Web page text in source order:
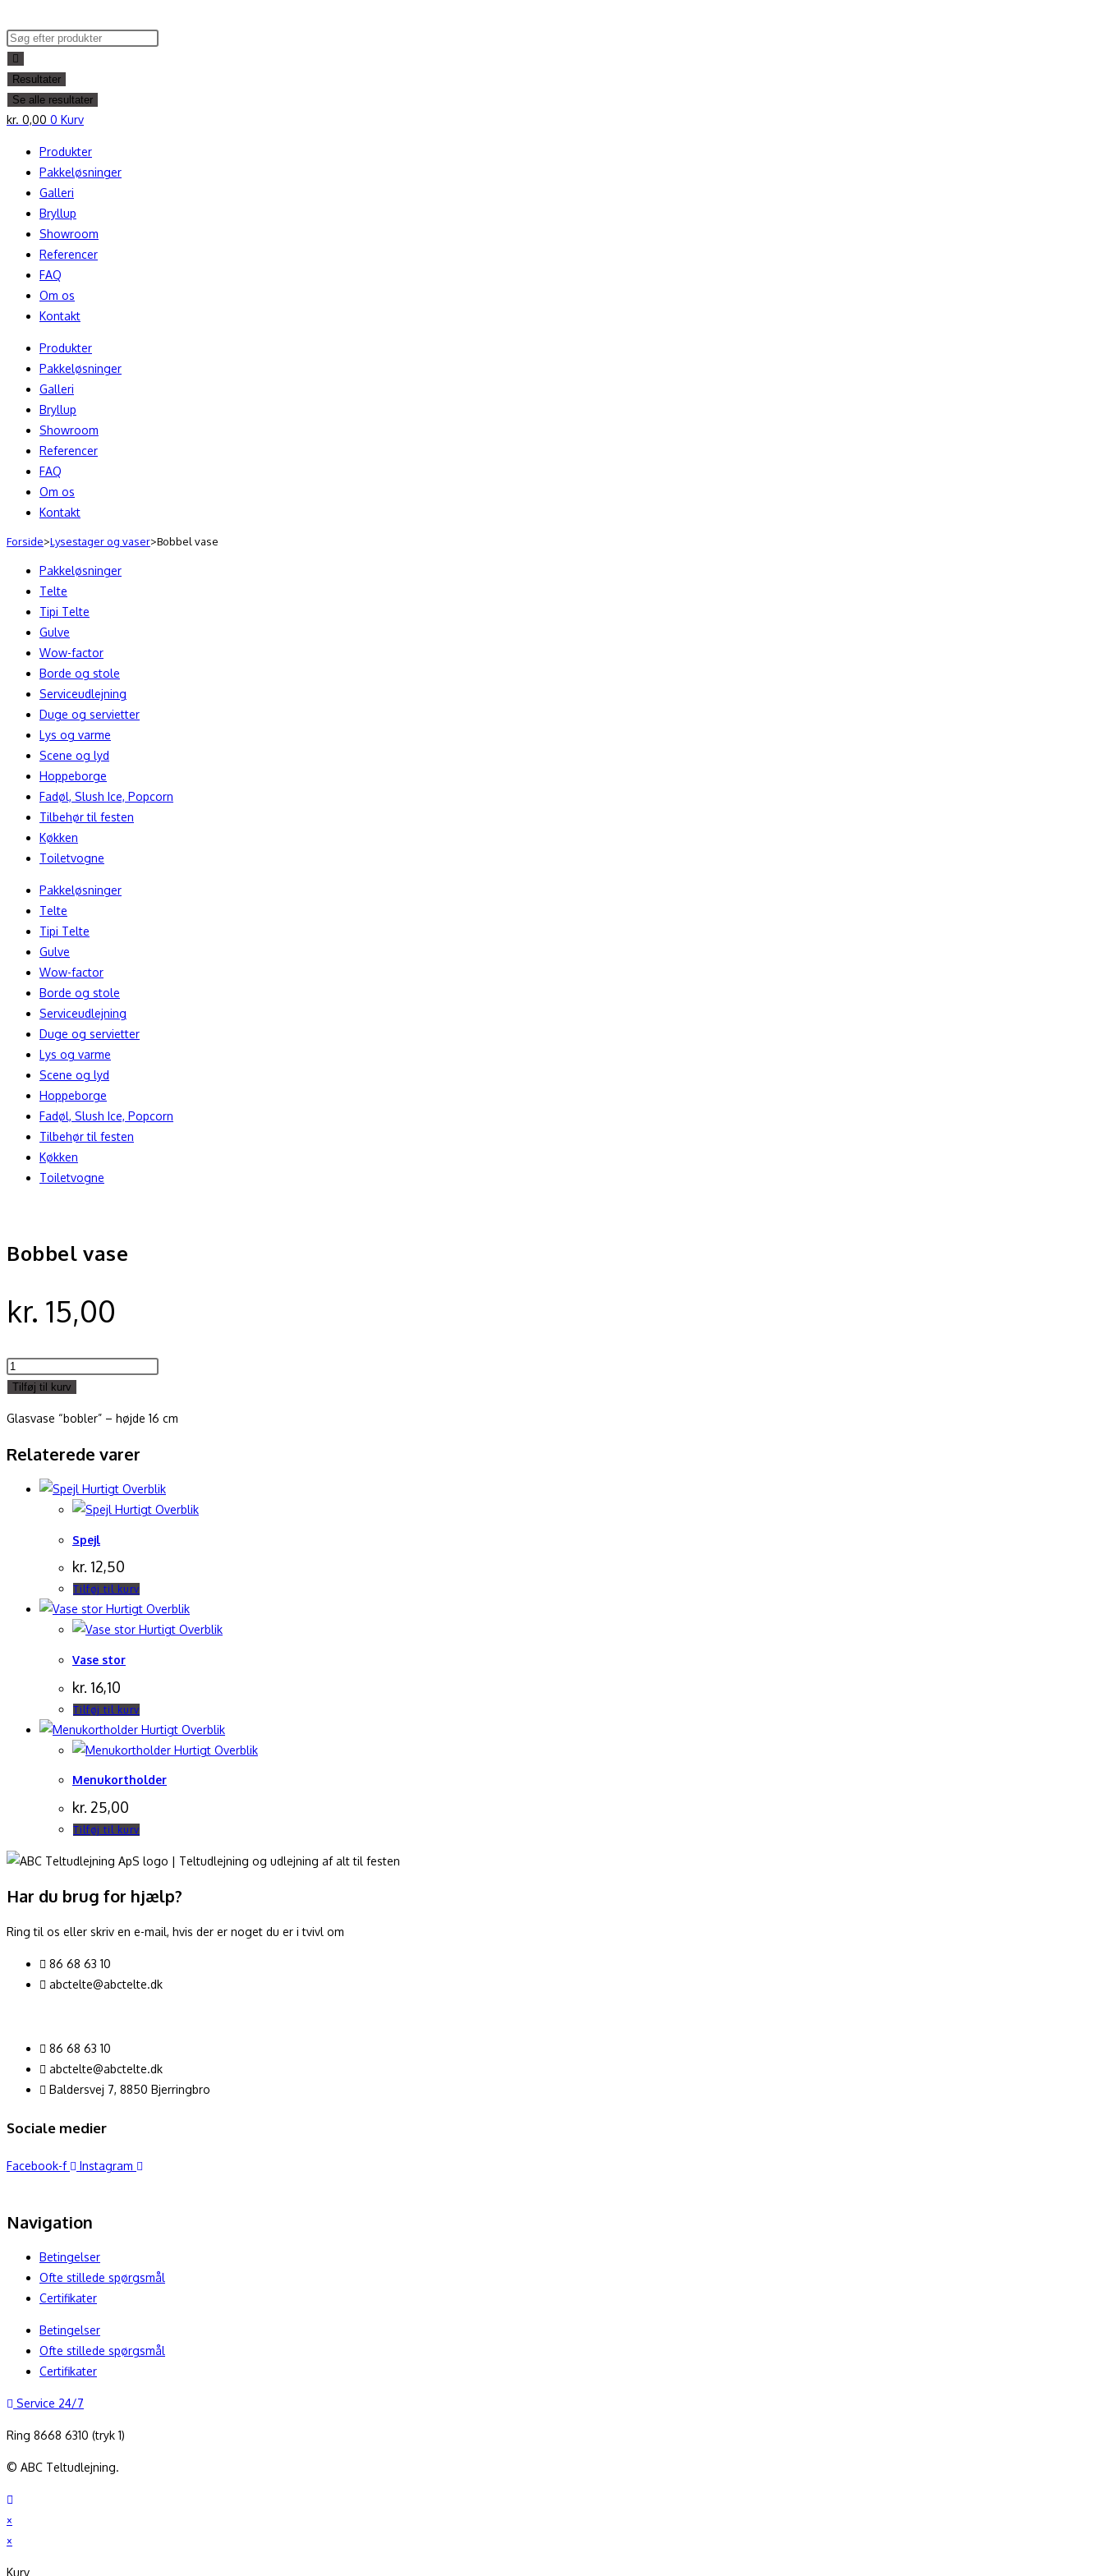
to
content
Search
...
Resultater
Se alle resultater
kr. 0,00 0 Kurv
Produkter
Pakkeløsninger
Galleri
Bryllup
Showroom
Referencer
FAQ
Om os
Kontakt
Produkter
Pakkeløsninger
Galleri
Bryllup
Showroom
Referencer
FAQ
Om os
Kontakt
Forside>Lysestager og vaser>Bobbel vase
Pakkeløsninger
Telte
Tipi Telte
Gulve
Wow-factor
Borde og stole
Serviceudlejning
Duge og servietter
Lys og varme
Scene og lyd
Hoppeborge
Fadøl, Slush Ice, Popcorn
Tilbehør til festen
Køkken
Toiletvogne
Pakkeløsninger
Telte
Tipi Telte
Gulve
Wow-factor
Borde og stole
Serviceudlejning
Duge og servietter
Lys og varme
Scene og lyd
Hoppeborge
Fadøl, Slush Ice, Popcorn
Tilbehør til festen
Køkken
Toiletvogne
Bobbel vase
kr. 15,00
Bobbel
vase
Tilføj til kurv
Glasvase “bobler” – højde 16 cm
Relaterede varer
Hurtigt Overblik
Hurtigt Overblik
Spejl
kr. 12,50
Tilføj til kurv
Hurtigt Overblik
Hurtigt Overblik
Vase stor
kr. 16,10
Tilføj til kurv
Hurtigt Overblik
Hurtigt Overblik
Menukortholder
kr. 25,00
Tilføj til kurv
Har du brug for hjælp?
Ring til os eller skriv en e-mail, hvis der er noget du er i tvivl om
86 68 63 10
abctelte@abctelte.dk
86 68 63 10
abctelte@abctelte.dk
Baldersvej 7, 8850 Bjerringbro
Sociale medier
Facebook-f Instagram
Navigation
Betingelser
Ofte stillede spørgsmål
Certifikater
Betingelser
Ofte stillede spørgsmål
Certifikater
Service 24/7
Ring 8668 6310 (tryk 1)
© ABC Teltudlejning.
×
×
Kurv